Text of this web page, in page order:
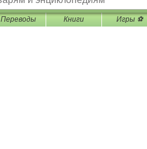
Переводы Книги Игры ⚽